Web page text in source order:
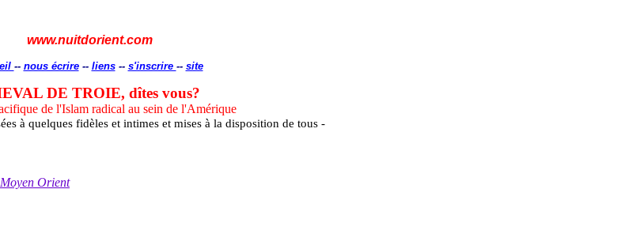
www.nuitdorient.com
-- nous écrire-- liens-- s'inscrire -- site
DE TROIE, dîtes vous?
de l'Islam radical au sein de l'Amérique
à quelques fidèles et intimes et mises à la disposition de tous -
Orient